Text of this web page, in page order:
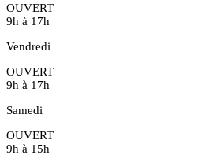
OUVERT
9h à 17h
Vendredi
OUVERT
9h à 17h
Samedi
OUVERT
9h à 15h